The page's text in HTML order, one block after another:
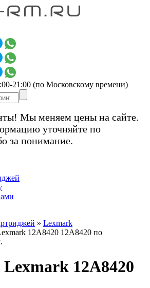
21:00 (по Московскому времени)
Мы меняем цены на сайте.
уточняйте по
за понимание.
» Lexmark
12A8420 12A8420 по
12A8420